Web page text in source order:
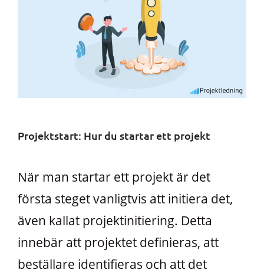
Projektstart: Hur du startar ett projekt
När man startar ett projekt är det
första steget vanligtvis att initiera det,
även kallat projektinitiering. Detta
innebär att projektet definieras, att
beställare identifieras och att det